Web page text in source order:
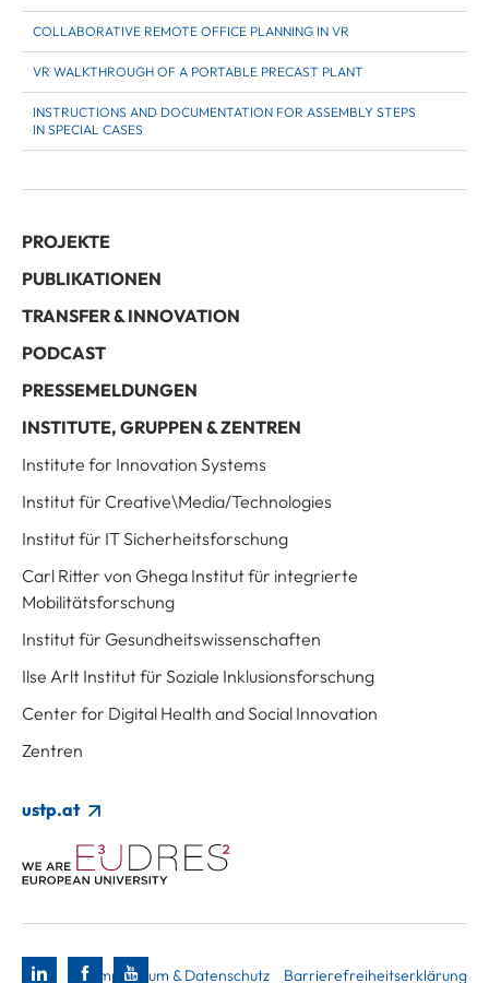
COLLABORATIVE REMOTE OFFICE PLANNING IN VR
VR WALKTHROUGH OF A PORTABLE PRECAST PLANT
INSTRUCTIONS AND DOCUMENTATION FOR ASSEMBLY STEPS
IN SPECIAL CASES
PROJEKTE
PUBLIKATIONEN
TRANSFER & INNOVATION
PODCAST
PRESSEMELDUNGEN
INSTITUTE, GRUPPEN & ZENTREN
Institute for Innovation Systems
Institut für Creative\Media/Technologies
Institut für IT Sicherheitsforschung
Carl Ritter von Ghega Institut für integrierte
Mobilitätsforschung
Institut für Gesundheitswissenschaften
Ilse Arlt Institut für Soziale Inklusionsforschung
Center for Digital Health and Social Innovation
Zentren
ustp.at
Impressum & Datenschutz Barrierefreiheitserklärung